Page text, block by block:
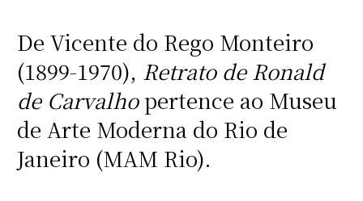
De Vicente do Rego Monteiro
(1899-1970), Retrato de Ronald
de Carvalhopertence ao Museu
de Arte Moderna do Rio de
Janeiro (MAM Rio).